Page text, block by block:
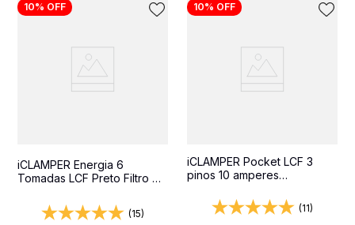
10% OFF
iCLAMPER Energia 6
Tomadas LCF Preto Filtro de
DPS Bivolt
(15)
10% OFF
iCLAMPER Pocket LCF 3
pinos 10 amperes
Elétrico DPS Bivolt
(11)